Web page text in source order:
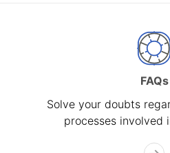
FAQs
Solve your doubts
processes involved